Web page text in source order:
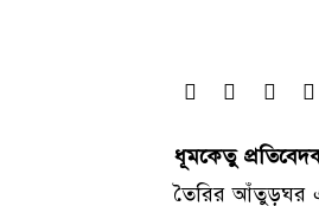
ধূমকেতু
তৈরির আঁতুড়ঘর